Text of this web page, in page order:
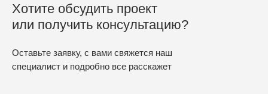
Хотите обсудить проект
или получить консультацию?
Оставьте заявку, с вами свяжется наш
специалист и подробно все расскажет